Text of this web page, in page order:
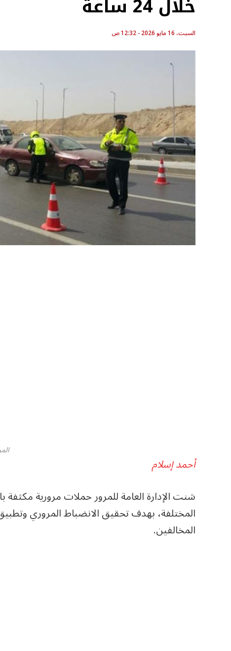
خلال 24 ساعة
السبت، 16 مايو 2026 - 12:32 ص
أحمد إسلام
شنت الإدارة العامة للمرور حملات مرورية
المختلفة، بهدف تحقيق الانضباط المروري
المخالفين.